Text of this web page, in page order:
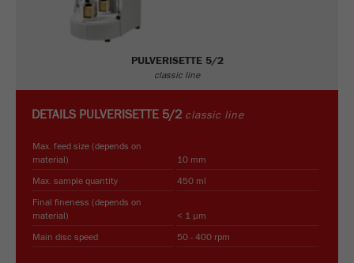
PULVERISETTE 5/2
classic line
DETAILS PULVERISETTE 5/2 classic line
Max. feed size (depends on
material)
10 mm
Max. sample quantity
450 ml
Final fineness (depends on
material)
< 1 µm
Main disc speed
50 - 400 rpm